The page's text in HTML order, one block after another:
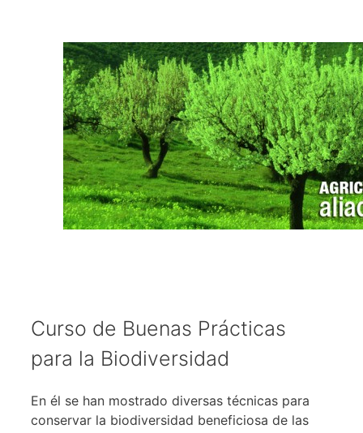
Curso de Buenas Prácticas
para la Biodiversidad
En él se han mostrado diversas técnicas para
conservar la biodiversidad beneficiosa de las